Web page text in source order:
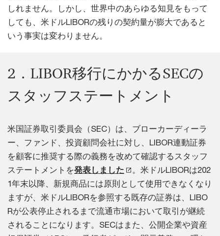
しれません。しかし、世界中のあらゆる知見をもって
しても、米ドルLIBORの残りの契約量が膨大であると
いう事実は変わりません。
2．LIBOR移行にかかるSECの
スタッフステートメント
米国証券取引委員会（SEC）は、ブローカーディーラ
ー、ファンド、投資顧問会社に対し、LIBOR連動証券
を顧客に推奨する際の義務を改めて確認するスタッフ
ステートメントを発表しました
。米ドルLIBORは202
1年末以降、新規商品には原則として使用できなくなり
ますが、米ドルLIBORを参照する既存の証券は、LIBO
Rが公表停止されるまで流通市場において取引が継続
されることになります。SECはまた、公開企業や資産